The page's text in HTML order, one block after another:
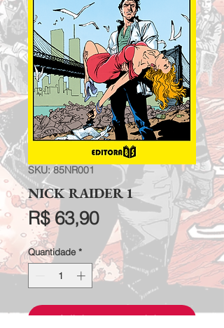
SKU: 85NR001
NICK RAIDER 1
R$ 63,90Preço
Quantidade *
Adicionar ao carrinho